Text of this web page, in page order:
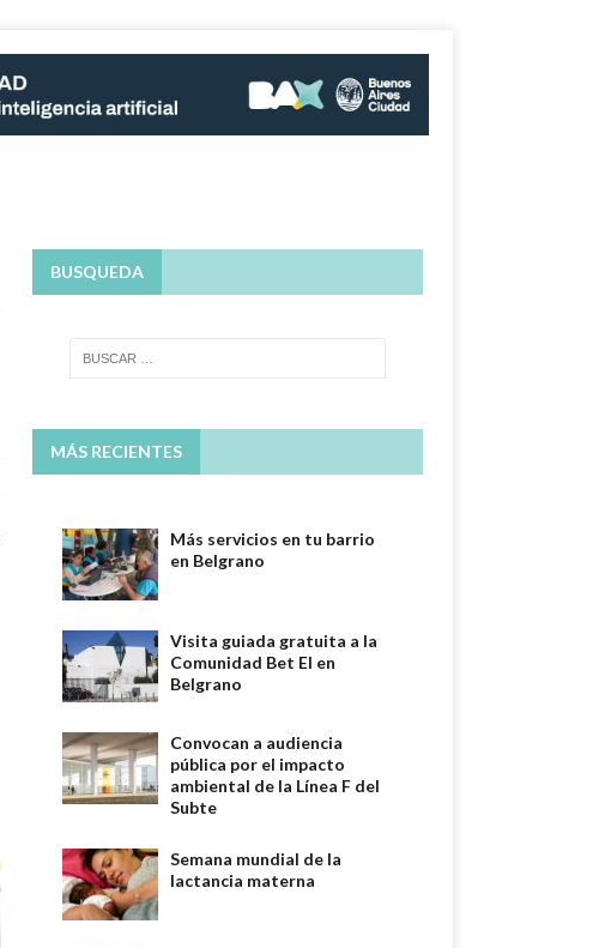
BUSQUEDA
MÁS RECIENTES
Más servicios en tu barrio
en Belgrano
Visita guiada gratuita a la
Comunidad Bet El en
Belgrano
Convocan a audiencia
pública por el impacto
ambiental de la Línea F del
Subte
Semana mundial de la
lactancia materna